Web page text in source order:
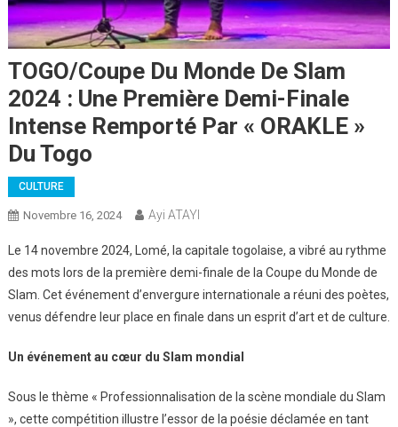
TOGO/Coupe Du Monde De Slam
2024 : Une Première Demi-Finale
Intense Remporté Par « ORAKLE »
Du Togo
CULTURE
Novembre 16, 2024 Ayi ATAYI
Le 14 novembre 2024, Lomé, la capitale togolaise, a vibré au rythme
des mots lors de la première demi-finale de la Coupe du Monde de
Slam. Cet événement d’envergure internationale a réuni des poètes,
venus défendre leur place en finale dans un esprit d’art et de culture.
Un événement au cœur du Slam mondial
Sous le thème « Professionnalisation de la scène mondiale du Slam
», cette compétition illustre l’essor de la poésie déclamée en tant